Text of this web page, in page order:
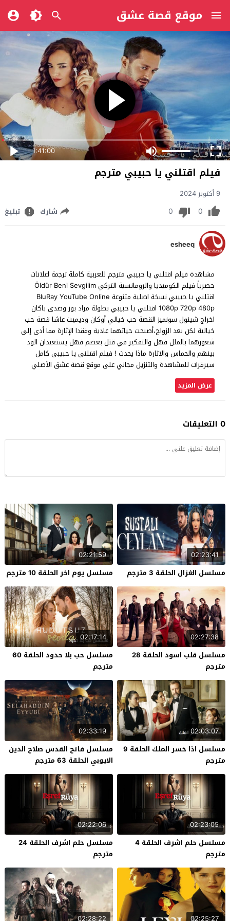
موقع قصة عشق
1:41:00
فيلم اقتلني يا حبيبي مترجم
9 أكتوبر 2024
0
0 شارك تبليغ
esheeq
مشاهدة فيلم اقتلني يا حبيبي مترجم للعربية كاملة ترجمة اعلانات
حصرياً فيلم الكوميديا والرومانسية التركي Öldür Beni Sevgilim
اقتلني يا حبيبي نسخة اصلية متنوعة BluRay YouTube Online
1080p 720p 480p اقتلني يا حبيبي بطولة مراد بوز وصدى باكان
اخراج شينول سونميز القصة حب خيالي أوكان وديميت عاشا قصة حب
خيالية لكن بعد الزواج،أصبحت حياتهما عادية وفقدا الإثارة مما أدى إلى
شعورهما بالملل فهل والتفكير في قتل بعضم فهل يستعيدان الود
بينهم والحماس والاثارة ماذا يحدث ! فيلم اقتلني يا حبيبي كامل
سيرفرات للمشاهدة والتنزيل مجاني على موقع قصة عشق الأصلي
عرض المزيد
0 التعليقات
02:23:41
مسلسل الغزال الحلقة 3 مترجم
02:21:59
مسلسل يوم اخر الحلقة 10 مترجم
02:27:38
مسلسل قلب اسود الحلقة 28
مترجم
02:17:14
مسلسل حب بلا حدود الحلقة 60
مترجم
02:03:07
مسلسل اذا خسر الملك الحلقة 9
مترجم
02:33:19
مسلسل فاتح القدس صلاح الدين
الايوبي الحلقة 63 مترجم
02:23:05
مسلسل حلم اشرف الحلقة 4
مترجم
02:22:06
مسلسل حلم اشرف الحلقة 24
مترجم